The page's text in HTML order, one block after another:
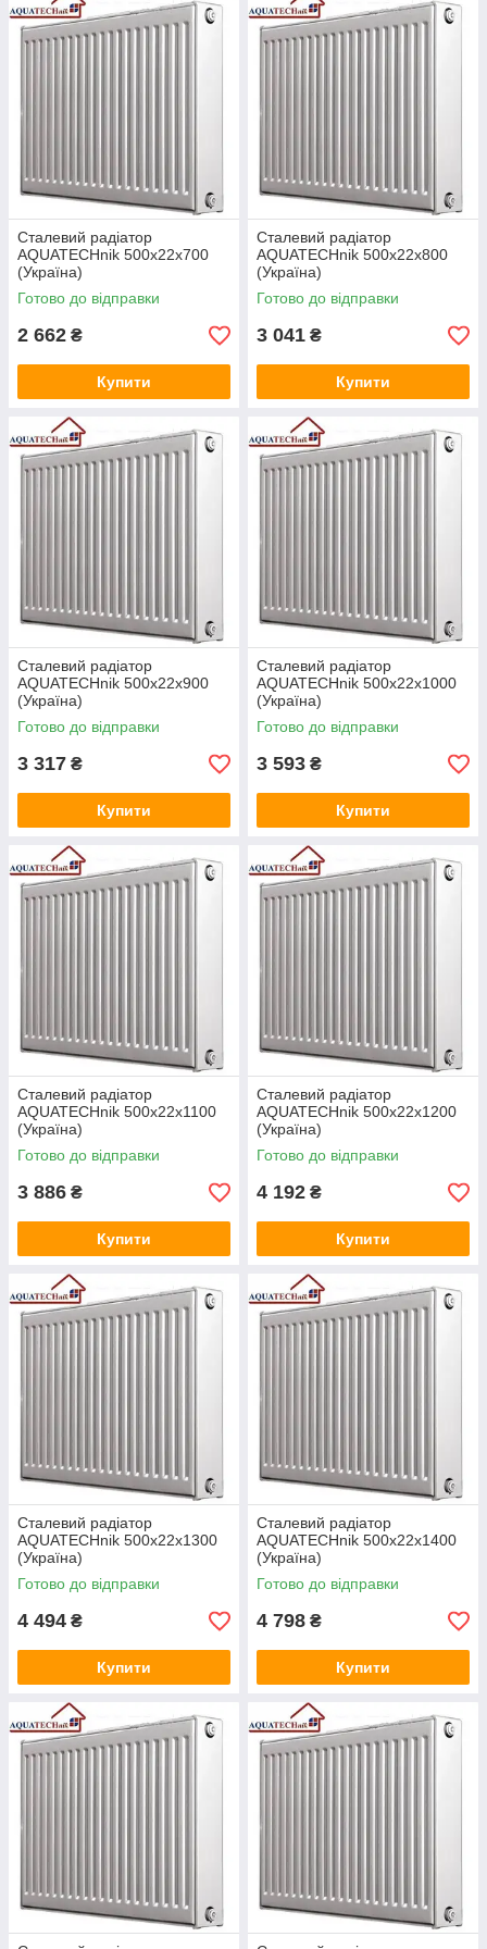
ними особливих енерговитрат.
Можуть встановлюватися в приміщеннях
різноманітного призначення: побутових і
Панельні опалювальні батареї
розрізняються за множинним
вигляду, функціональності, та ін.
Сталеві опалювальні батареї розраховані
на ефективну роботу при підвищеному
теплом і затишком.
Відрізняються значною стійкістю до
руйнування під дією різних зовнішніх
Представлених моделей радіаторів
характерний тривалий термін
безперебійної роботи.
ефектний зовнішній вигляд, придатного в
Відмінні технічні характеристики, що
дозволяють забезпечити відмінні теплові
параметри.
За рахунок зменшеної ваги та якості
установки і транспортування.
ВИСОКОЯКІСНІ РАДІАТОРИ ДЛЯ ОБІГРІВУ В
Компанія представляє тільки кращі моделі від
конструкції. Підібравши потрібний виріб, залиште
заявку в спеціальною формою на сайті або
зателефонуйте за вказаними контактами з нашими
менеджерами.
«Теплополис» — вся необхідна продукція для
створення тепла у вашому домі!
Сталевий радіатор
AQUATECHnik 500x22x700
(Україна)
Готово до відправки
2 662 ₴
Купити
Сталевий радіатор
AQUATECHnik 500x22x800
(Україна)
Готово до відправки
3 041 ₴
Купити
Сталевий радіатор
AQUATECHnik 500x22x900
(Україна)
Готово до відправки
3 317 ₴
Купити
Сталевий радіатор
AQUATECHnik 500x22x1000
(Україна)
Готово до відправки
3 593 ₴
Купити
Сталевий радіатор
AQUATECHnik 500x22x1100
(Україна)
Готово до відправки
3 886 ₴
Купити
Сталевий радіатор
AQUATECHnik 500x22x1200
(Україна)
Готово до відправки
4 192 ₴
Купити
Сталевий радіатор
AQUATECHnik 500x22x1300
(Україна)
Готово до відправки
4 494 ₴
Купити
Сталевий радіатор
AQUATECHnik 500x22x1400
(Україна)
Готово до відправки
4 798 ₴
Купити